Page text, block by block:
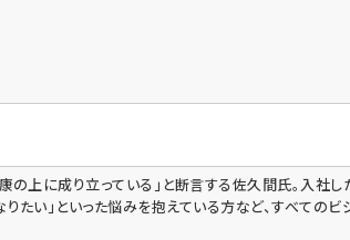
上に成り立っている」と断言する佐久間氏。入社し
たい」といった悩みを抱えている方など、すべての